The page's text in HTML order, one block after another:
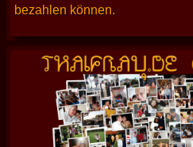
bezahlen können.